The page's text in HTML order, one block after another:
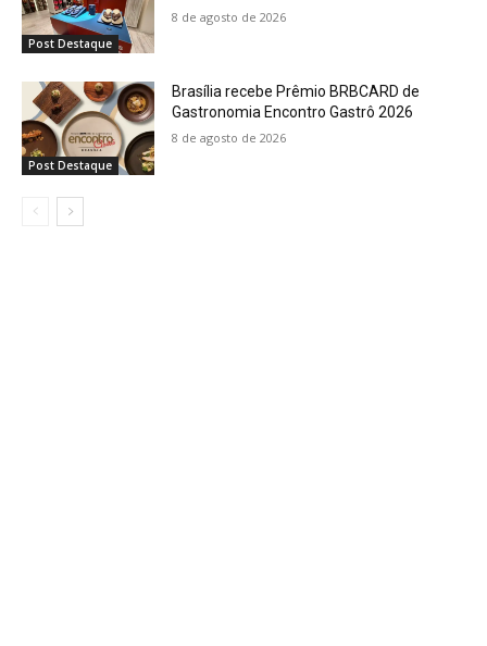
Post Destaque
8 de agosto de 2026
Post Destaque
Brasília recebe Prêmio BRBCARD de
Gastronomia Encontro Gastrô 2026
8 de agosto de 2026